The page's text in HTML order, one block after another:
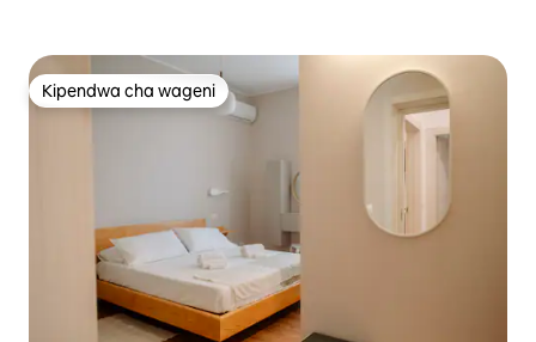
Kipendwa cha wageni
Kipendwa cha wageni